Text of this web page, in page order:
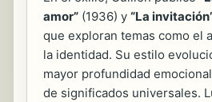
amor” (1936) y “La
que exploran temas como el
la identidad. Su estilo
mayor profundidad
de significados universales.